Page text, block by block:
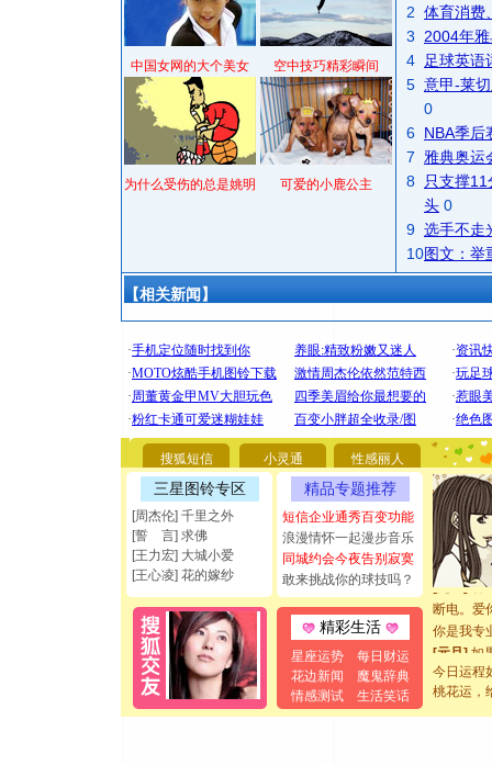
中国女网的大个美女 空中技巧精彩瞬间
为什么受伤的总是姚明 可爱的小鹿公主
2 体育消费
3
2004年
4
足球英语
5 意甲-莱
0
6 NBA季后
7
雅典奥运
8
只支撑
头 0
9 选手不走
10图文：举
【相关新闻】
搜狐短信 小灵通 性感丽人
三星图铃专区
[周杰伦] 千里之外
[誓 言] 求佛
[王力宏] 大城小爱
[王心凌] 花的嫁纱
精品专题推荐
短信企业通秀百变功能
浪漫情怀一起漫步音乐
同城约会今夜告别寂寞
敢来挑战你的球技吗？
精彩生活
星座运势
每日财运
花边新闻
魔鬼辞典
情感测试
生活笑话
[圣诞节]
你太多
要平安！
[圣诞节]
能正大光
都要快乐
[圣诞节]
如意,快
[元旦]看
断电。爱
你是我专
[元旦] 如
起；二是
离。水晶
今日运程
桃花运，